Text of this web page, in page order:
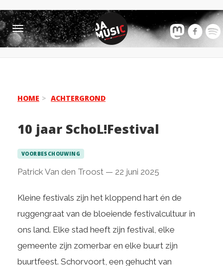
Toggle
navigation
HOME ACHTERGROND
10 jaar SchoL!Festival
VOORBESCHOUWING
Patrick Van den Troost — 22 juni 2025
Kleine festivals zijn het kloppend hart én de
ruggengraat van de bloeiende festivalcultuur in
ons land. Elke stad heeft zijn festival, elke
gemeente zijn zomerbar en elke buurt zijn
buurtfeest. Schorvoort, een gehucht van